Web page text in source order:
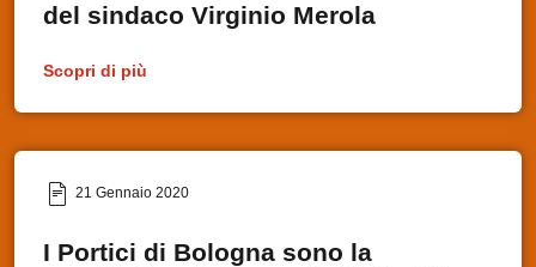
del sindaco Virginio Merola
Scopri di più
21 Gennaio 2020
I Portici di Bologna sono la